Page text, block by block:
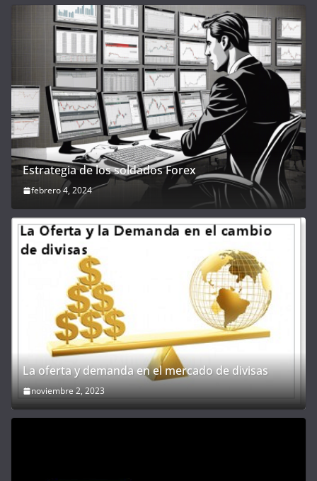
Estrategia de los soldados Forex
febrero 4, 2024
La oferta y demanda en el mercado de divisas
noviembre 2, 2023